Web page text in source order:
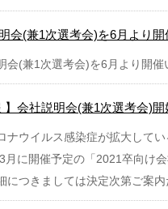
会(兼1次選考会)を6月より開
会(兼1次選考会)を6月より開催
】会社説明会(兼1次選考会)
ナウイルス感染症が拡大して
月に開催予定の「2021卒向け
につきましては決定次第ご案内